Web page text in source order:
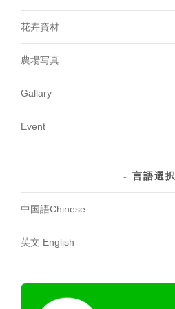
花卉資材
農場写真
Gallary
Event
言語選択
中国語Chinese
英文 English